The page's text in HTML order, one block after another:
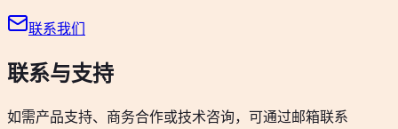
联系我们
联系与支持
如需产品支持、商务合作或技术咨询，可通过邮箱联系